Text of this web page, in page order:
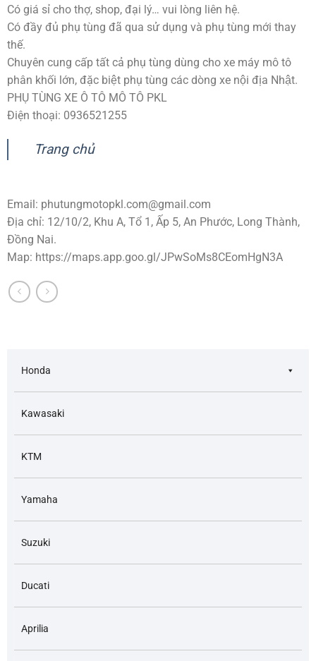
Có giá sỉ cho thợ, shop, đại lý… vui lòng liên hệ.
Có đầy đủ phụ tùng đã qua sử dụng và phụ tùng mới thay
thế.
Chuyên cung cấp tất cả phụ tùng dùng cho xe máy mô tô
phân khối lớn, đặc biệt phụ tùng các dòng xe nội địa Nhật.
PHỤ TÙNG XE Ô TÔ MÔ TÔ PKL
Điện thoại: 0936521255
Trang chủ
Email: phutungmotopkl.com@gmail.com
Địa chỉ: 12/10/2, Khu A, Tổ 1, Ấp 5, An Phước, Long Thành,
Đồng Nai.
Map: https://maps.app.goo.gl/JPwSoMs8CEomHgN3A
Honda
Kawasaki
KTM
Yamaha
Suzuki
Ducati
Aprilia